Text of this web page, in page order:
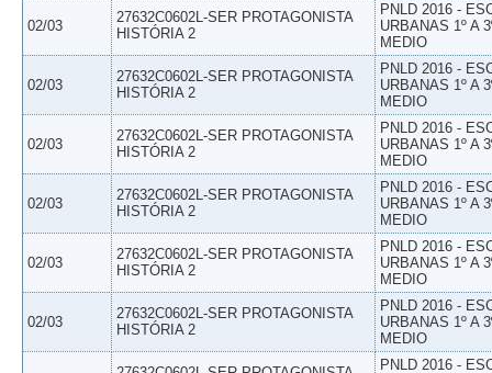
02/03
27632C0602L-SER PROTAGONISTA
HISTÓRIA 2
PNLD 2016 -
URBANAS 1º A
MEDIO
02/03
27632C0602L-SER PROTAGONISTA
HISTÓRIA 2
PNLD 2016 -
URBANAS 1º A
MEDIO
02/03
27632C0602L-SER PROTAGONISTA
HISTÓRIA 2
PNLD 2016 -
URBANAS 1º A
MEDIO
02/03
27632C0602L-SER PROTAGONISTA
HISTÓRIA 2
PNLD 2016 -
URBANAS 1º A
MEDIO
02/03
27632C0602L-SER PROTAGONISTA
HISTÓRIA 2
PNLD 2016 -
URBANAS 1º A
MEDIO
02/03
27632C0602L-SER PROTAGONISTA
HISTÓRIA 2
PNLD 2016 -
URBANAS 1º A
MEDIO
PNLD 2016 -